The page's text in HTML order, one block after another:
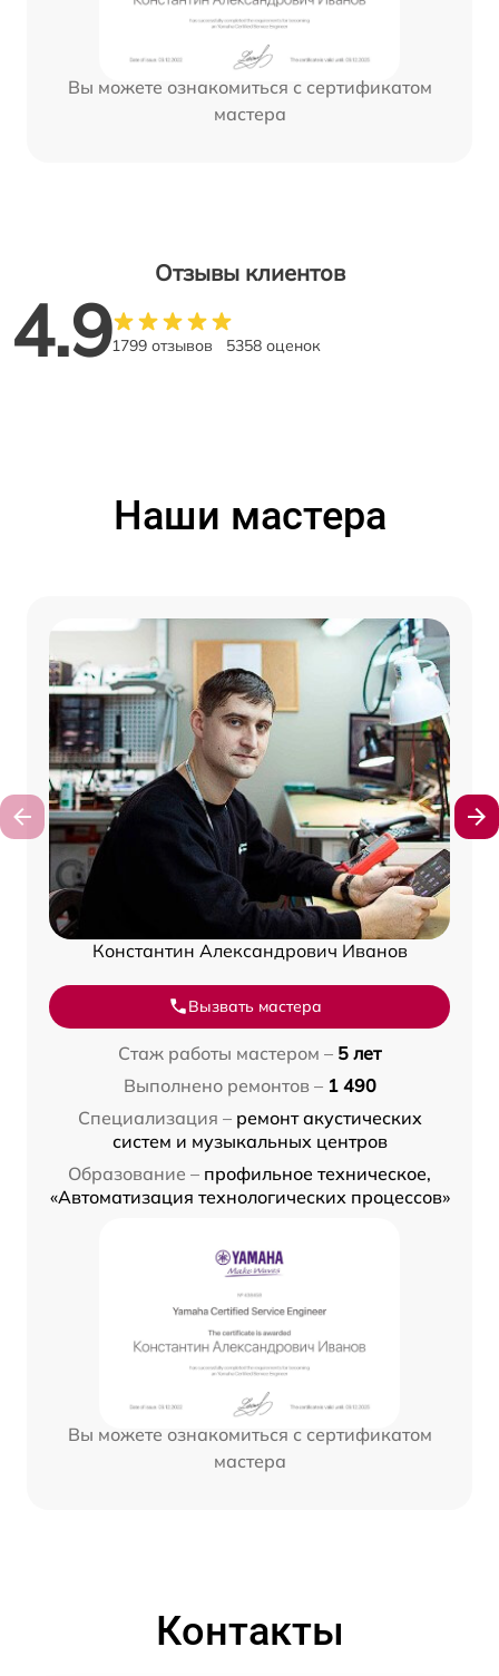
Вы можете ознакомиться с сертификатом
мастера
Отзывы клиентов
4.91799 отзывов 5358 оценок
Наши мастера
Константин Александрович Иванов
Вызвать мастера
Стаж работы мастером – 5 лет
Выполнено ремонтов – 1 490
Специализация – ремонт акустических
систем и музыкальных центров
Образование – профильное техническое,
«Автоматизация технологических процессов»
Вы можете ознакомиться с сертификатом
мастера
Контакты